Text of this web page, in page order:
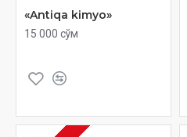
«Antiqa kimyo»
15 000 сўм